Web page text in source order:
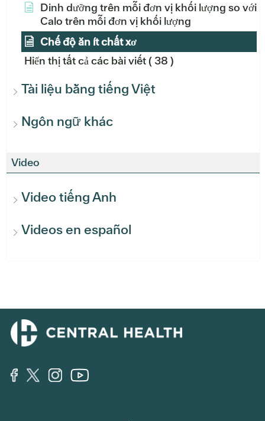
Dinh dưỡng trên mỗi đơn vị khối lượng so với
Calo trên mỗi đơn vị khối lượng
Chế độ ăn ít chất xơ
Hiển thị tất cả các bài viết( 38 )
Tài liệu bằng tiếng Việt
Ngôn ngữ khác
Video
Video tiếng Anh
Videos en español